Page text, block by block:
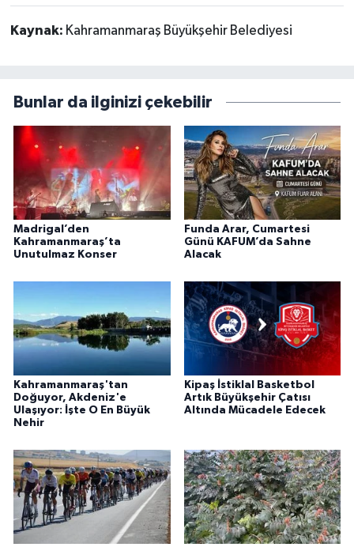
Kaynak: Kahramanmaraş Büyükşehir Belediyesi
Bunlar da ilginizi çekebilir
Madrigal’den
Kahramanmaraş’ta
Unutulmaz Konser
Funda Arar, Cumartesi
Günü KAFUM’da Sahne
Alacak
Kahramanmaraş'tan
Doğuyor, Akdeniz'e
Ulaşıyor: İşte O En Büyük
Nehir
Kipaş İstiklal Basketbol
Artık Büyükşehir Çatısı
Altında Mücadele Edecek